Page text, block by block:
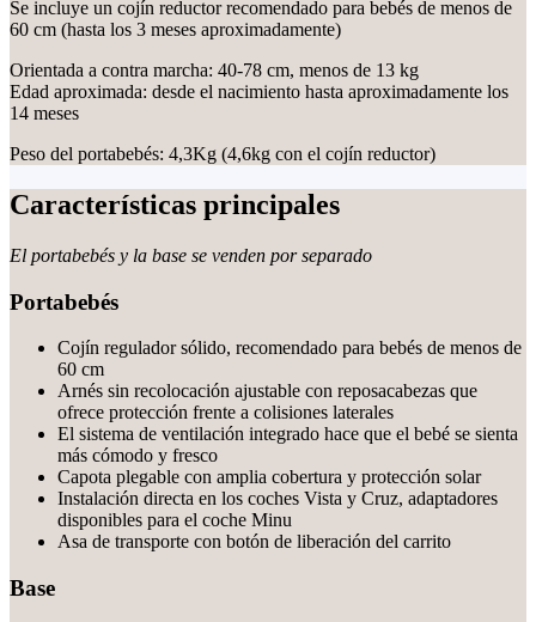
Se incluye un cojín reductor recomendado para bebés de menos de
60 cm (hasta los 3 meses aproximadamente)
Orientada a contra marcha: 40-78 cm, menos de 13 kg
Edad aproximada: desde el nacimiento hasta aproximadamente los
14 meses
Peso del portabebés: 4,3Kg (4,6kg con el cojín reductor)
Características principales
El portabebés y la base se venden por separado
Portabebés
Cojín regulador sólido, recomendado para bebés de menos de
60 cm
Arnés sin recolocación ajustable con reposacabezas que
ofrece protección frente a colisiones laterales
El sistema de ventilación integrado hace que el bebé se sienta
más cómodo y fresco
Capota plegable con amplia cobertura y protección solar
Instalación directa en los coches Vista y Cruz, adaptadores
disponibles para el coche Minu
Asa de transporte con botón de liberación del carrito
Base